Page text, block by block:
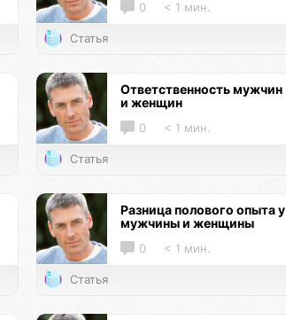
0 < 1 мин.
Статья
Ответственность мужчин
и женщин
0 < 1 мин.
Статья
Разница полового опыта у
мужчины и женщины
0 < 1 мин.
Статья